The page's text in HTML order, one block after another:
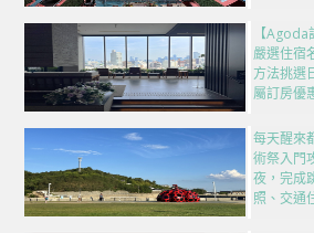
【
嚴選住宿
方法挑選
屬訂房優
每天醒來
術祭入門
夜，完成
照、交通